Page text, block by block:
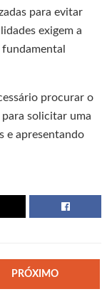
para evitar
exigem a
fundamental
procurar o
solicitar uma
e apresentando
PRÓXIMO